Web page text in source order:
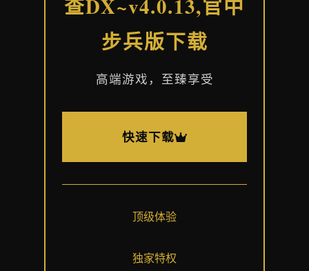
查DX~v4.0.13,官中
步兵版下载
高端游戏，至臻享受
快速下载
顶级体验
独家特权